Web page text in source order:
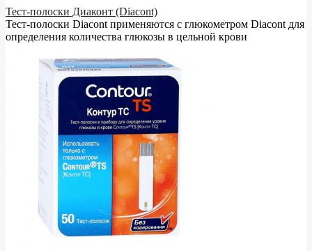
Тест-полоски Диаконт (Diacont)
Тест-полоски Diacont применяются с глюкометром Diacont для
определения количества глюкозы в цельной крови